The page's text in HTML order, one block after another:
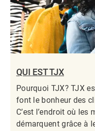
QUI EST TJX
Pourquoi TJX? TJX
font le bonheur des
C’est l’endroit où les
démarquent grâce à